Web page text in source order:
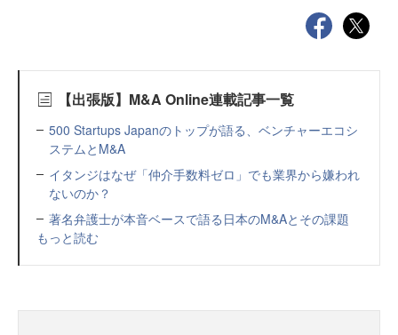
【出張版】M&A Online連載記事一覧
500 Startups Japanのトップが語る、ベンチャーエコシ
ステムとM&A
イタンジはなぜ「仲介手数料ゼロ」でも業界から嫌われ
ないのか？
著名弁護士が本音ベースで語る日本のM&Aとその課題
もっと読む